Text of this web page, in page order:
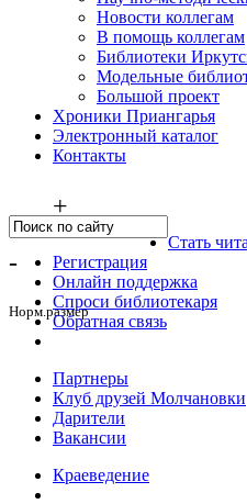
Новости коллегам
В помощь коллегам
Библиотеки
Модельные
Большой проект
Хроники Приангарья
Электронный каталог
Контакты
+
-
Норм.размер
Стать
Регистрация
Онлайн поддержка
Спроси библиотекаря
Обратная связь
Партнеры
Клуб друзей Молчановки
Дарители
Вакансии
Краеведение